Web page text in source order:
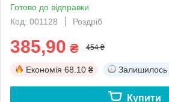
Готово до відправки
Код: 001128
Роздріб
385,90 ₴ 454 ₴
Економія 68.10 ₴ Залишилось
Купити